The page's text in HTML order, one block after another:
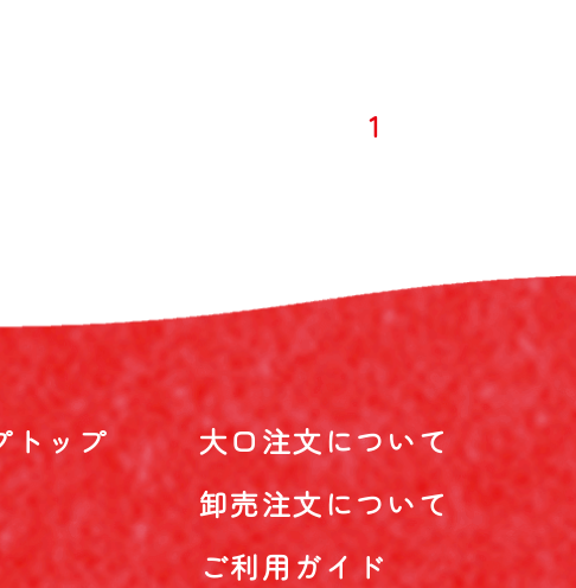
1
トップ
大口注文について
卸売注文について
ご利用ガイド